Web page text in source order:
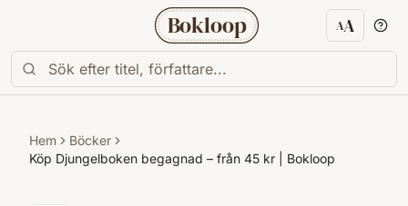
Bokloop AA
Hem
Böcker
Köp Djungelboken begagnad – från 45 kr | Bokloop